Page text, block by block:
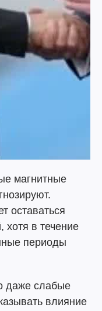
магнитные
оставаться
хотя в течение
периоды
даже слабые
влияние